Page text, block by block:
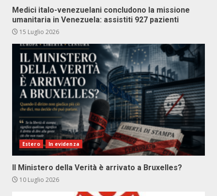
Medici italo-venezuelani concludono la missione
umanitaria in Venezuela: assistiti 927 pazienti
15 Luglio 2026
Estero In evidenza
Il Ministero della Verità è arrivato a Bruxelles?
10 Luglio 2026